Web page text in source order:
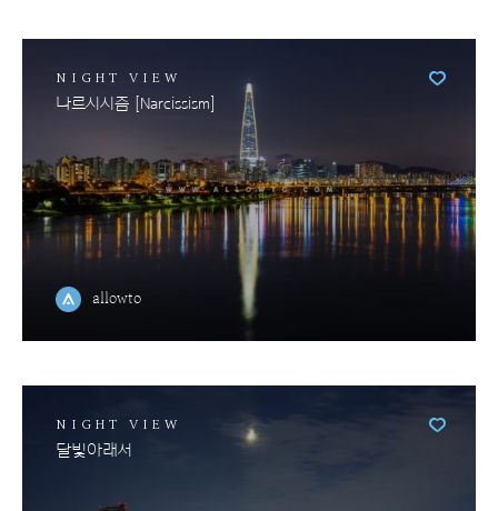
NIGHT VIEW
나르시시즘 [Narcissism]
allowto
NIGHT VIEW
달빛아래서